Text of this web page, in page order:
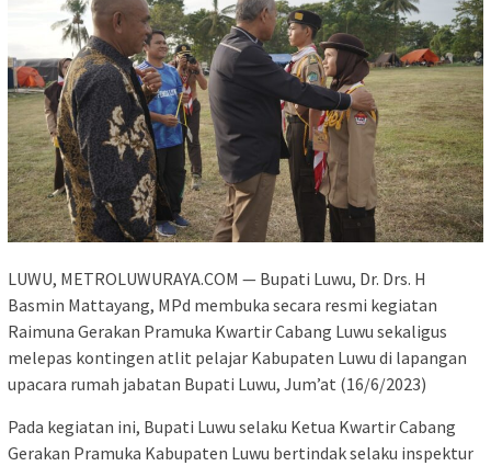
LUWU, METROLUWURAYA.COM — Bupati Luwu, Dr. Drs. H
Basmin Mattayang, MPd membuka secara resmi kegiatan
Raimuna Gerakan Pramuka Kwartir Cabang Luwu sekaligus
melepas kontingen atlit pelajar Kabupaten Luwu di lapangan
upacara rumah jabatan Bupati Luwu, Jum’at (16/6/2023)
Pada kegiatan ini, Bupati Luwu selaku Ketua Kwartir Cabang
Gerakan Pramuka Kabupaten Luwu bertindak selaku inspektur